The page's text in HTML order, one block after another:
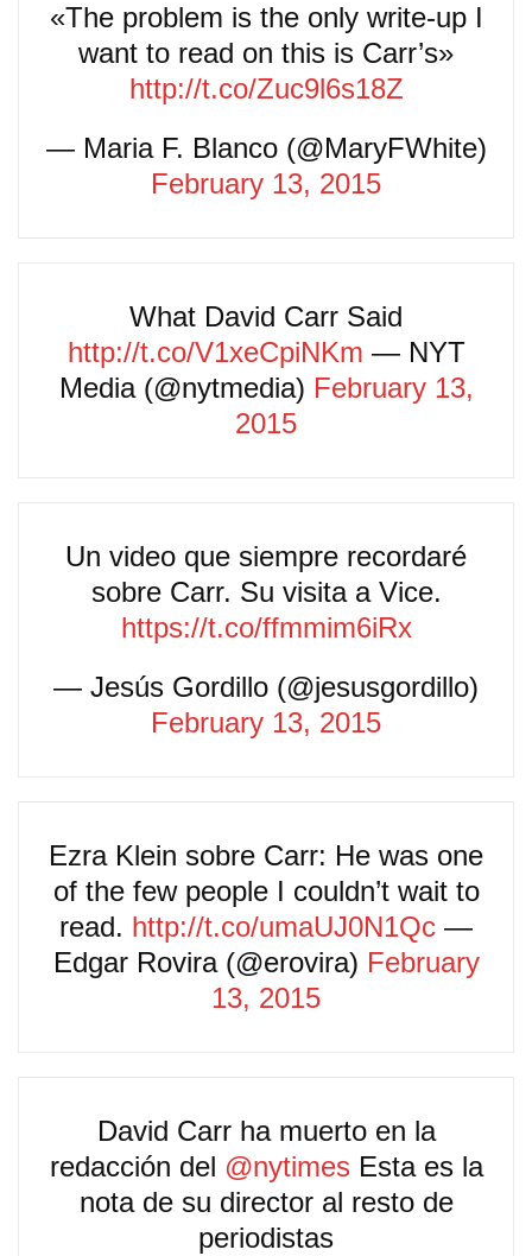
«The problem is the only write-up I
want to read on this is Carr’s»
http://t.co/Zuc9l6s18Z
— Maria F. Blanco (@MaryFWhite)
February 13, 2015
What David Carr Said
http://t.co/V1xeCpiNKm — NYT
Media (@nytmedia) February 13,
2015
Un video que siempre recordaré
sobre Carr. Su visita a Vice.
https://t.co/ffmmim6iRx
— Jesús Gordillo (@jesusgordillo)
February 13, 2015
Ezra Klein sobre Carr: He was one
of the few people I couldn’t wait to
read. http://t.co/umaUJ0N1Qc —
Edgar Rovira (@erovira) February
13, 2015
David Carr ha muerto en la
redacción del @nytimes Esta es la
nota de su director al resto de
periodistas